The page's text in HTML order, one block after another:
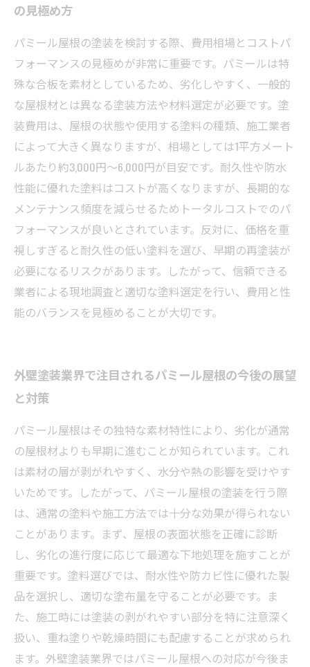
の見極め方
パミール屋根の塗装を検討する際、費用相場とコストパ
フォーマンスの見極めが非常に重要です。パミールは特
殊な合板を素材としているため、劣化しやすく、一般的
な屋根材とは異なる塗装方法や材料選定が必要です。塗
装費用は、屋根の状態や使用する塗料の種類、施工業者
によって大きく異なりますが、相場としては1平方メート
ルあたり約3,000円〜6,000円が目安です。耐久性や防水
性能に優れた塗料はコストが高くなりますが、長期的な
メンテナンス頻度を減らせるためトータルコストでのパ
フォーマンスが良いとされています。反対に、価格を重
視しすぎると耐久性の低い塗料を選び、早期の再塗装が
必要になるリスクがあります。したがって、信頼できる
業者による現地調査と適切な塗料選定を行い、費用と性
能のバランスを見極めることが大切です。
外壁塗装業界で注目されるパミール屋根の今後の展望
と対策
パミール屋根はその独特な素材特性により、劣化が通常
の屋根材よりも早期に進むことが知られています。これ
は素材の層が剥がれやすく、水分や熱の影響を受けやす
いためです。したがって、パミール屋根の塗装を行う際
は、通常の塗料や施工方法では十分な効果が得られない
ことがあります。まず、屋根の表面状態を正確に診断
し、劣化の進行度に応じて最適な下地処理を施すことが
重要です。塗料選びでは、耐水性や防カビ性に優れた製
品を選択し、適切な塗布量を守ることが必要です。ま
た、施工時には塗装の剥がれやすい部分を特に注意深く
扱い、重ね塗りや乾燥時間にも配慮することが求められ
ます。外壁塗装業界ではパミール屋根への対応が今後ま